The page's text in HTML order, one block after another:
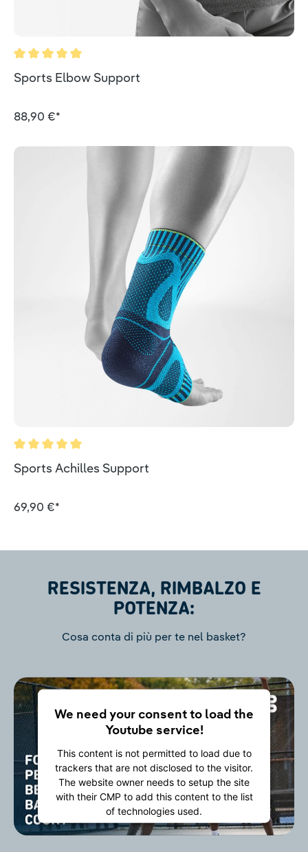
Valutazione media di 5 su 5 stelle
Sports Elbow Support
88,90 €*
Valutazione media di 5 su 5 stelle
Sports Achilles Support
69,90 €*
RESISTENZA, RIMBALZO E
POTENZA:
Cosa conta di più per te nel basket?
We need your consent to load the
Youtube service!
This content is not permitted to load due to
trackers that are not disclosed to the visitor.
The website owner needs to setup the site
with their CMP to add this content to the list
of technologies used.
Powered byUsercentrics Consent